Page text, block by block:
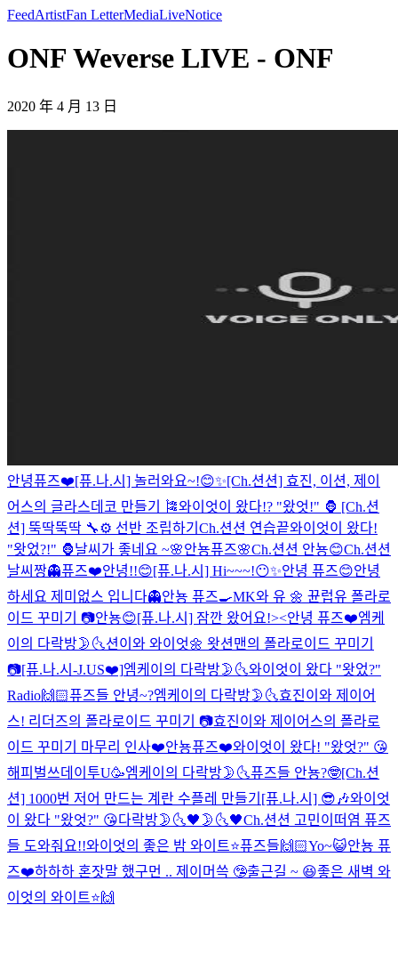
FeedArtistFan LetterMediaLiveNotice
ONF Weverse LIVE - ONF
2020 年 4 月 13 日
안녕퓨즈❤️[퓨.나.시] 놀러와요~!😊✨[Ch.션션] 효진, 이션, 제이
어스의 글라스데코 만들기 🎏와이엇이 왔다!? "왔엇!" 🦍 [Ch.션
션] 뚝딱뚝딱 🔧⚙ 선반 조립하기 Ch.션션 연습끝와이엇이 왔다!
"왓었?!" 🦍날씨가 좋네요 ~🌸안뇽퓨즈🌸Ch.션션 안뇽😊Ch.션션
날씨짱👻퓨즈❤️안녕!!😊[퓨.나.시] Hi~~~!😶✨안녕 퓨즈😊안녕
하세요 제미없스 입니다👻안뇽 퓨즈🍳MK와 유 🌼 뀬럽유 폴라로
이드 꾸미기 📷안뇽😊[퓨.나.시] 잠깐 왔어요!><안녕 퓨즈❤️엠케
이의 다락방🌛🌜션이와 와이엇🌼 왓션맨의 폴라로이드 꾸미기
📷[퓨.나.시-J.US❤️]엠케이의 다락방🌛🌜와이엇이 왔다 "왓었?"
Radio🙌🏻퓨즈들 안녕~?엠케이의 다락방🌛🌜효진이와 제이어
스! 리더즈의 폴라로이드 꾸미기 📷효진이와 제이어스의 폴라로
이드 꾸미기 마무리 인사❤️안뇽퓨즈❤️와이엇이 왔다! "왔엇?" 😘
해피벌쓰데이투U🥳엠케이의 다락방🌛🌜퓨즈들 안뇽?🤓[Ch.션
션] 1000번 저어 만드는 계란 수플레 만들기 [퓨.나.시] 😎🎶와이엇
이 왔다 "왔엇?" 😘다락방🌛🌜🖤🌛🌜🖤Ch.션션 고민이떠염 퓨즈
들 도와줘요!!와이엇의 좋은 밤 와이트⭐️퓨즈들🙌🏻Yo~😺안뇽 퓨
즈❤️하하하 혼잣말 했구먼 .. 제이머쓱 🤥출근길 ~ 😆좋은 새벽 와
이엇의 와이트⭐️ 🙌